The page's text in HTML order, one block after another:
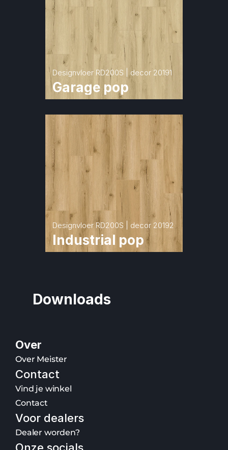
Designvloer RD200S | decor 20191
Garage pop
Designvloer RD200S | decor 20192
Industrial pop
Downloads
Over
Over Meister
Contact
Vind je winkel
Contact
Voor dealers
Dealer worden?